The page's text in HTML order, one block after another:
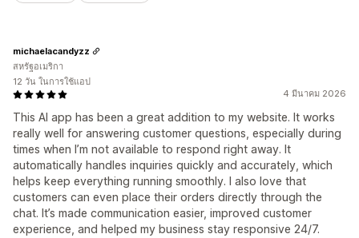
4 มีนาคม 2026
This AI app has been a great addition to my website. It works
really well for answering customer questions, especially during
times when I’m not available to respond right away. It
automatically handles inquiries quickly and accurately, which
helps keep everything running smoothly. I also love that
customers can even place their orders directly through the
chat. It’s made communication easier, improved customer
experience, and helped my business stay responsive 24/7.
michaelacandyzz
สหรัฐอเมริกา
12 วัน ในการใช้แอป